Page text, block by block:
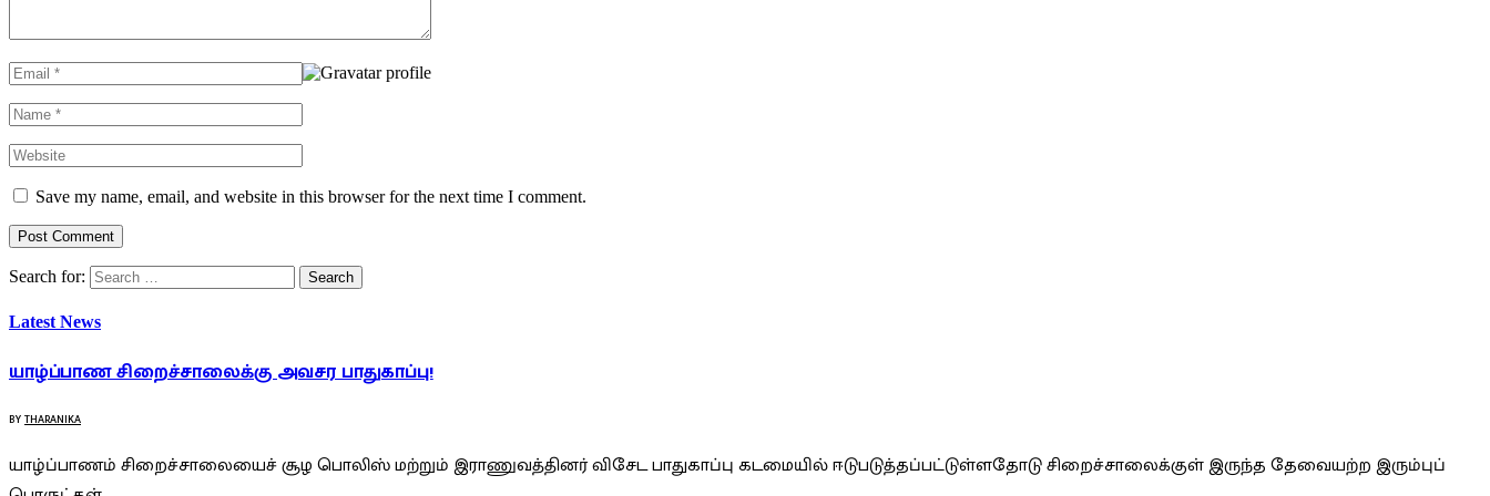
Save my name, email, and website in this browser for the next time I comment.
Search for:
Latest News
யாழ்ப்பாண சிறைச்சாலைக்கு அவசர பாதுகாப்பு!
BYTHARANIKA
யாழ்ப்பாணம் சிறைச்சாலையைச் சூழ பொலிஸ் மற்றும் இராணுவத்தினர் விசேட பாதுகாப்பு கடமையில் ஈடுபடுத்தப்பட்டுள்ளதோடு சிறைச்சாலைக்குள் இருந்த தேவையற்ற இரும்புப்